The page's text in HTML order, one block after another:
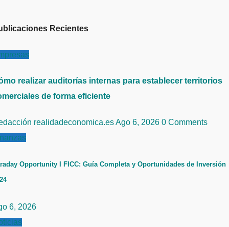
Recientes
realizar auditorías internas para establecer territorios
de forma eficiente
realidadeconomica.esAgo 6, 2026 0 Comments
Opportunity I FICC: Guía Completa y Oportunidades de Inversión
6, 2026